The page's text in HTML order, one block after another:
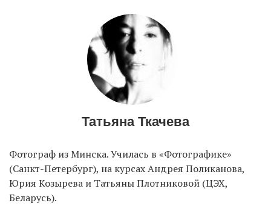
Татьяна Ткачева
Фотограф из Минска. Училась в «Фотографике»
(Санкт-Петербург), на курсах Андрея Поликанова,
Юрия Козырева и Татьяны Плотниковой (ЦЭХ,
Беларусь).